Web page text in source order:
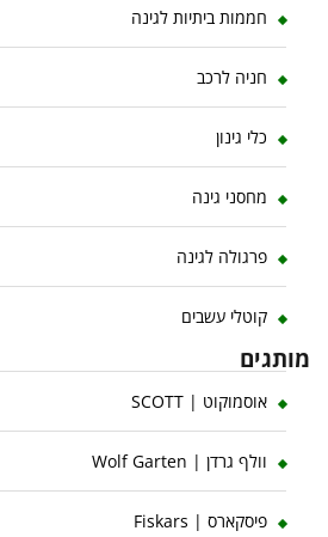
חממות ביתיות לגינה
חניה לרכב
כלי גינון
מחסני גינה
פרגולה לגינה
קוטלי עשבים
מותגים
אוסמוקוט | SCOTT
וולף גרדן | Wolf Garten
פיסקארס | Fiskars